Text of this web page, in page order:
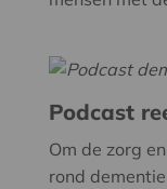
Podcast
Om de zorg
rond